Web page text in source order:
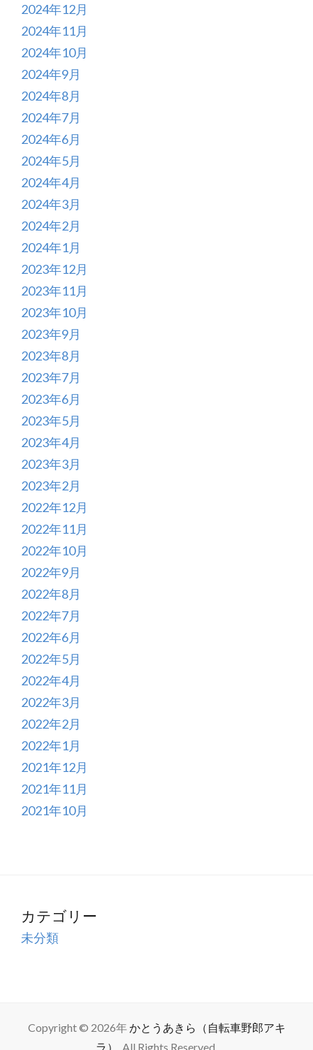
2024年12月
2024年11月
2024年10月
2024年9月
2024年8月
2024年7月
2024年6月
2024年5月
2024年4月
2024年3月
2024年2月
2024年1月
2023年12月
2023年11月
2023年10月
2023年9月
2023年8月
2023年7月
2023年6月
2023年5月
2023年4月
2023年3月
2023年2月
2022年12月
2022年11月
2022年10月
2022年9月
2022年8月
2022年7月
2022年6月
2022年5月
2022年4月
2022年3月
2022年2月
2022年1月
2021年12月
2021年11月
2021年10月
カテゴリー
未分類
Copyright © 2026年 かとうあきら（自転車野郎アキ
ラ）
. All Rights Reserved.